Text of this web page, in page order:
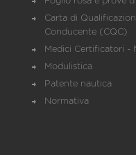
Carta di
Conducente (CQC)
Medici Certificatori -
Modulistica
Patente nautica
Normativa